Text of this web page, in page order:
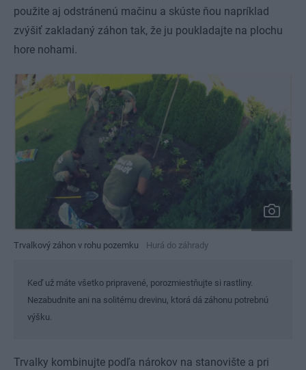
použite aj odstránenú mačinu a skúste ňou napríklad
zvýšiť zakladaný záhon tak, že ju poukladajte na plochu
hore nohami.
Trvalkový záhon v rohu pozemku Hurá do záhrady
Keď už máte všetko pripravené, porozmiestňujte si rastliny.
Nezabudnite ani na solitérnu drevinu, ktorá dá záhonu potrebnú
výšku.
Trvalky kombinujte podľa nárokov na stanovište a pri